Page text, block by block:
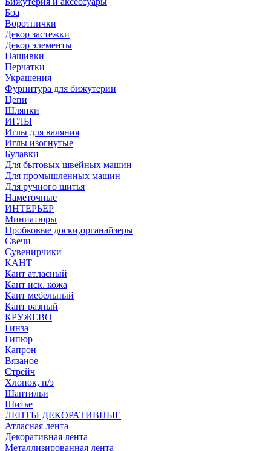
Боа
Воротнички
Декор застежки
Декор элементы
Нашивки
Перчатки
Украшения
Фурнитура для бижутерии
Цепи
Шляпки
ИГЛЫ
Иглы для валяния
Иглы изогнутые
Булавки
Для бытовых швейных машин
Для промышленных машин
Для ручного шитья
Наметочные
ИНТЕРЬЕР
Миниатюры
Пробковые доски,органайзеры
Свечи
Сувенирчики
КАНТ
Кант атласный
Кант иск. кожа
Кант мебельный
Кант разный
КРУЖЕВО
Гинза
Гипюр
Капрон
Вязаное
Стрейч
Хлопок, п/э
Шантильи
Шитье
ЛЕНТЫ ДЕКОРАТИВНЫЕ
Атласная лента
Декоративная лента
Металлизированная лента